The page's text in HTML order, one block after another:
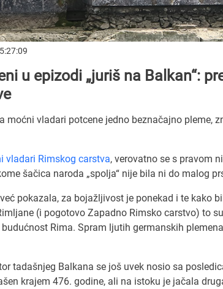
u epizodi „juriš na Balkan“:
moćni vladari potcene jedno beznačajno pleme,
vladari Rimskog carstva, verovatno se s pravom
šačica naroda „spolja“ nije bila ni do malog
pokazala, za bojažljivost je ponekad i te kako
(i pogotovo Zapadno Rimsko carstvo) to
Rima. Spram ljutih germanskih
tadašnjeg Balkana se još uvek nosio sa
krajem 476. godine, ali na istoku je jačala